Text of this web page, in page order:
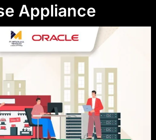
Appliance